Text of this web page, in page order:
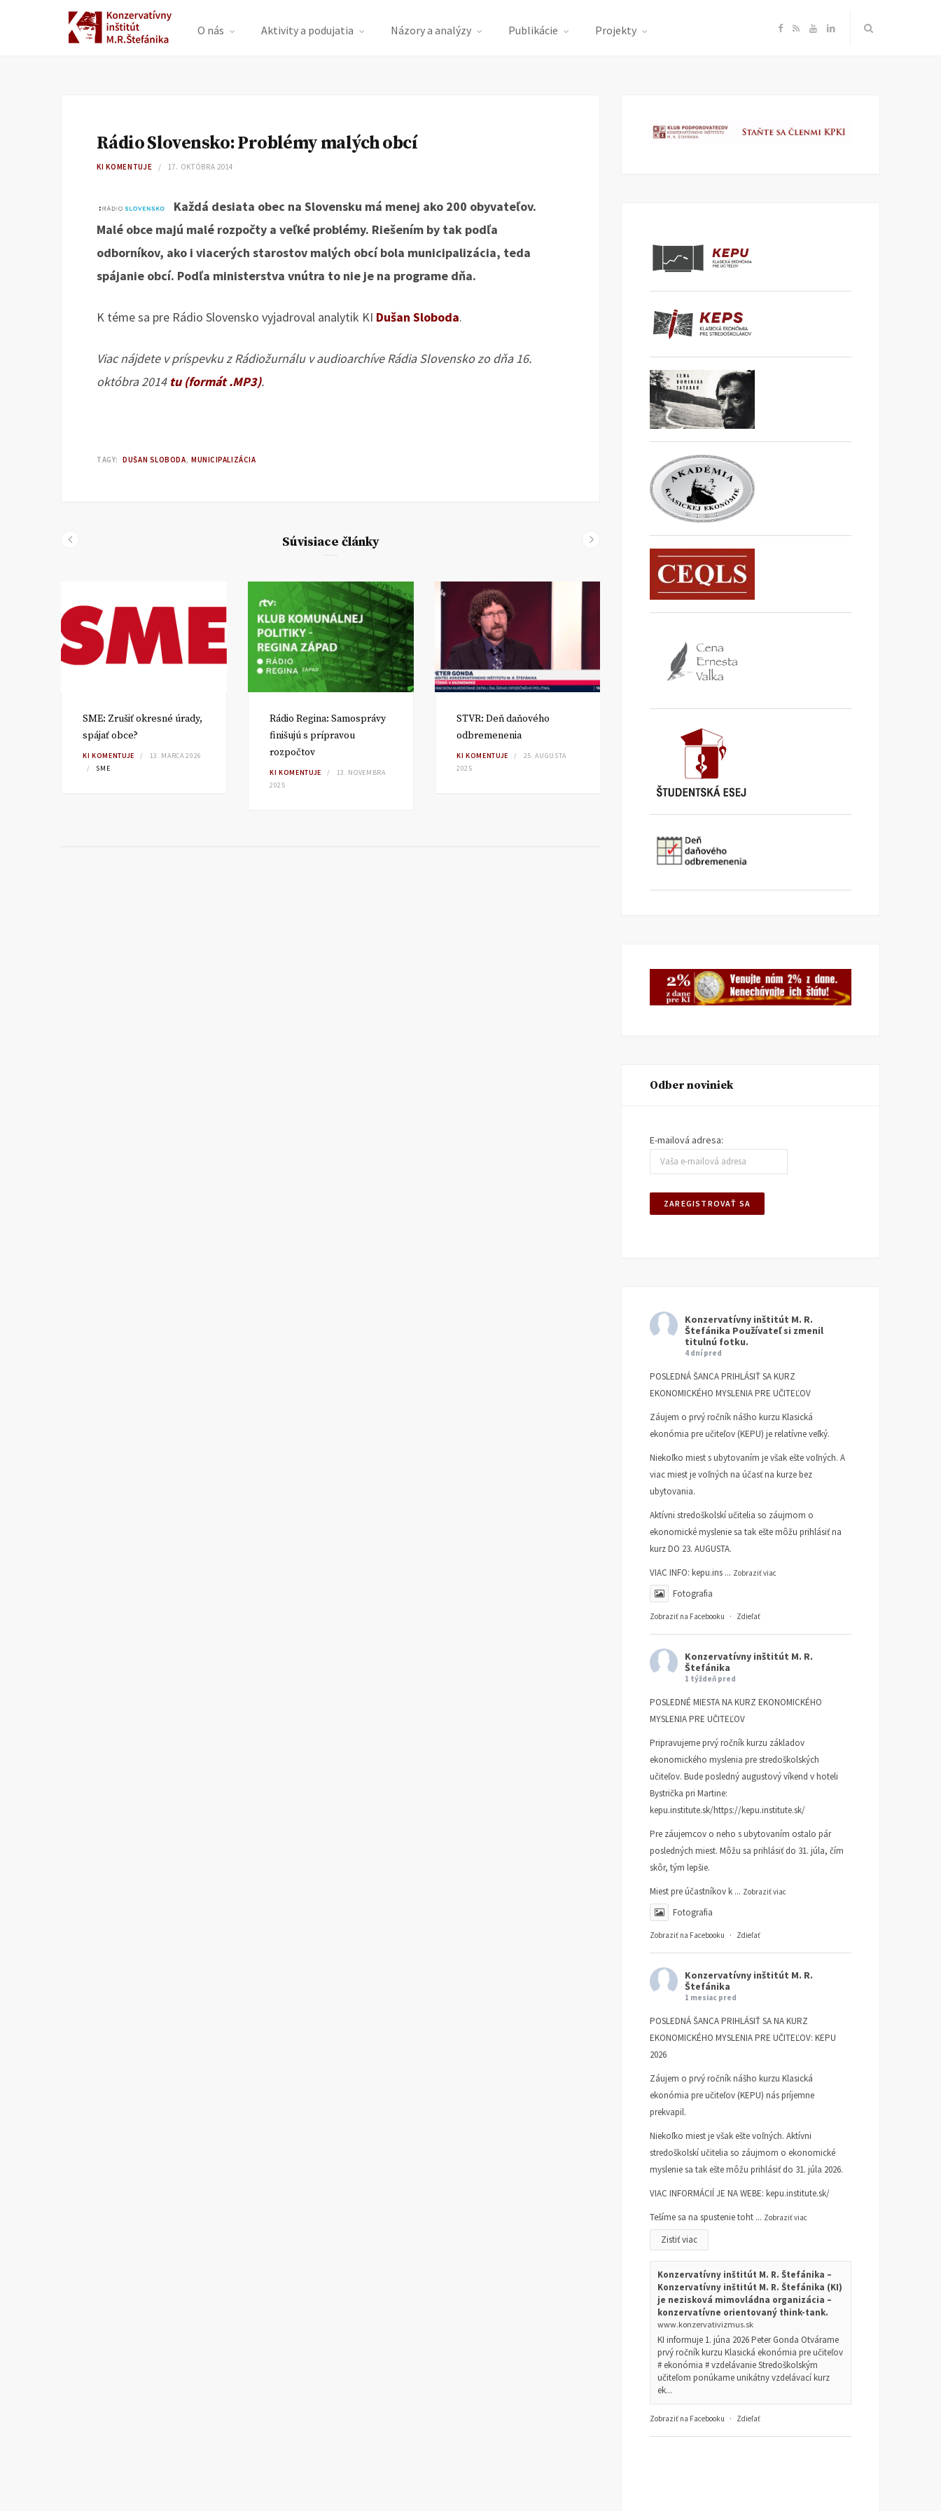
O nás Aktivity a podujatia Názory a analýzy Publikácie Projekty F
e
R Y
T
L
k
Rádio Slovensko: Problémy malých obcí
KI KOMENTUJE 17. OKTÓBRA 2014
Každá desiata obec na Slovensku má menej ako 200 obyvateľov.
Malé obce majú malé rozpočty a veľké problémy. Riešením by tak podľa
odborníkov, ako i viacerých starostov malých obcí bola municipalizácia, teda
spájanie obcí. Podľa ministerstva vnútra to nie je na programe dňa.
K téme sa pre Rádio Slovensko vyjadroval analytik KI Dušan Sloboda.
Viac nájdete v príspevku z Rádiožurnálu v audioarchíve Rádia Slovensko zo dňa 16.
októbra 2014 tu (formát .MP3).
TAGY: DUŠAN SLOBODA MUNICIPALIZÁCIA
Súvisiace články
SME: Zrušiť okresné úrady,
spájať obce?
KI KOMENTUJE
13. MARCA 2026
SME
Rádio Regina: Samosprávy
finišujú s prípravou
rozpočtov
KI KOMENTUJE
13. NOVEMBRA
2025
STVR: Deň daňového
odbremenenia
KI KOMENTUJE
25. AUGUSTA
2025
kedy už pracujeme pre
2025
Odber noviniek
E-mailová adresa:
Konzervatívny inštitút M. R.
Štefánika Používateľ si zmenil
titulnú fotku.
4 dní pred
POSLEDNÁ ŠANCA PRIHLÁSIŤ SA KURZ
EKONOMICKÉHO MYSLENIA PRE UČITEĽOV
Záujem o prvý ročník nášho kurzu Klasická
ekonómia pre učiteľov (KEPU) je relatívne veľký.
Niekoľko miest s ubytovaním je však ešte voľných. A
viac miest je voľných na účasť na kurze bez
ubytovania.
Aktívni stredoškolskí učitelia so záujmom o
ekonomické myslenie sa tak ešte môžu prihlásiť na
kurz DO 23. AUGUSTA.
VIAC INFO: kepu.ins ... Zobraziť viac
Fotografia
Zobraziť na Facebooku · Zdieľať
Konzervatívny inštitút M. R.
Štefánika
1 týždeň pred
POSLEDNÉ MIESTA NA KURZ EKONOMICKÉHO
MYSLENIA PRE UČITEĽOV
Pripravujeme prvý ročník kurzu základov
ekonomického myslenia pre stredoškolských
učiteľov. Bude posledný augustový víkend v hoteli
Bystrička pri Martine:
kepu.institute.sk/https://kepu.institute.sk/
Pre záujemcov o neho s ubytovaním ostalo pár
posledných miest. Môžu sa prihlásiť do 31. júla, čím
skôr, tým lepšie.
Miest pre účastníkov k ... Zobraziť viac
Fotografia
Zobraziť na Facebooku · Zdieľať
Konzervatívny inštitút M. R.
Štefánika
1 mesiac pred
POSLEDNÁ ŠANCA PRIHLÁSIŤ SA NA KURZ
EKONOMICKÉHO MYSLENIA PRE UČITEĽOV: KEPU
2026
Záujem o prvý ročník nášho kurzu Klasická
ekonómia pre učiteľov (KEPU) nás príjemne
prekvapil.
Niekoľko miest je však ešte voľných. Aktívni
stredoškolskí učitelia so záujmom o ekonomické
myslenie sa tak ešte môžu prihlásiť do 31. júla 2026.
VIAC INFORMÁCIÍ JE NA WEBE: kepu.institute.sk/
Tešíme sa na spustenie toht ... Zobraziť viac
Zistiť viac
Konzervatívny inštitút M. R. Štefánika –
Konzervatívny inštitút M. R. Štefánika (KI)
je nezisková mimovládna organizácia –
konzervatívne orientovaný think-tank.
www.konzervativizmus.sk
KI informuje 1. júna 2026 Peter Gonda Otvárame
prvý ročník kurzu Klasická ekonómia pre učiteľov
# ekonómia # vzdelávanie Stredoškolským
učiteľom ponúkame unikátny vzdelávací kurz
ek...
Zobraziť na Facebooku · Zdieľať